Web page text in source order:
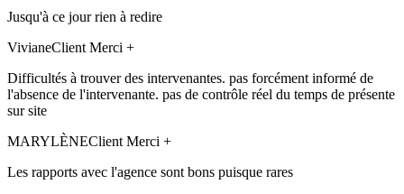
Jusqu'à ce jour rien à redire
VivianeClient Merci +
Difficultés à trouver des intervenantes. pas forcément informé de
l'absence de l'intervenante. pas de contrôle réel du temps de présente
sur site
MARYLÈNEClient Merci +
Les rapports avec l'agence sont bons puisque rares